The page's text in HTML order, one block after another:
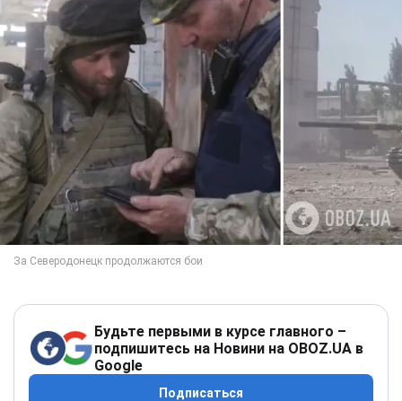
Будьте первыми в курсе главного –
подпишитесь на Новини на OBOZ.UA в
Google
Подписаться